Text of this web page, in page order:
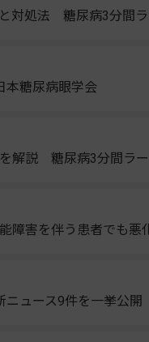
対処法 糖尿病3分間
糖尿病眼学会
解説 糖尿病3分間ラ
障害を伴う患者でも悪
ュース9件を一挙公開